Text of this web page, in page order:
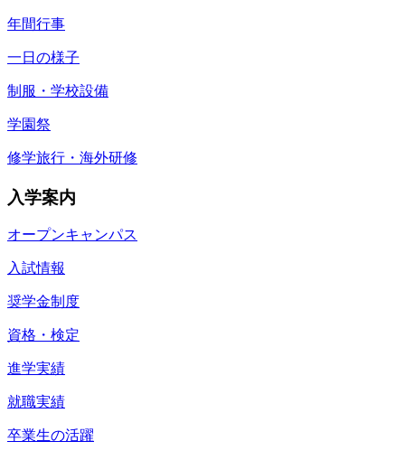
年間行事
一日の様子
制服・学校設備
学園祭
修学旅行・海外研修
入学案内
オープンキャンパス
入試情報
奨学金制度
資格・検定
進学実績
就職実績
卒業生の活躍